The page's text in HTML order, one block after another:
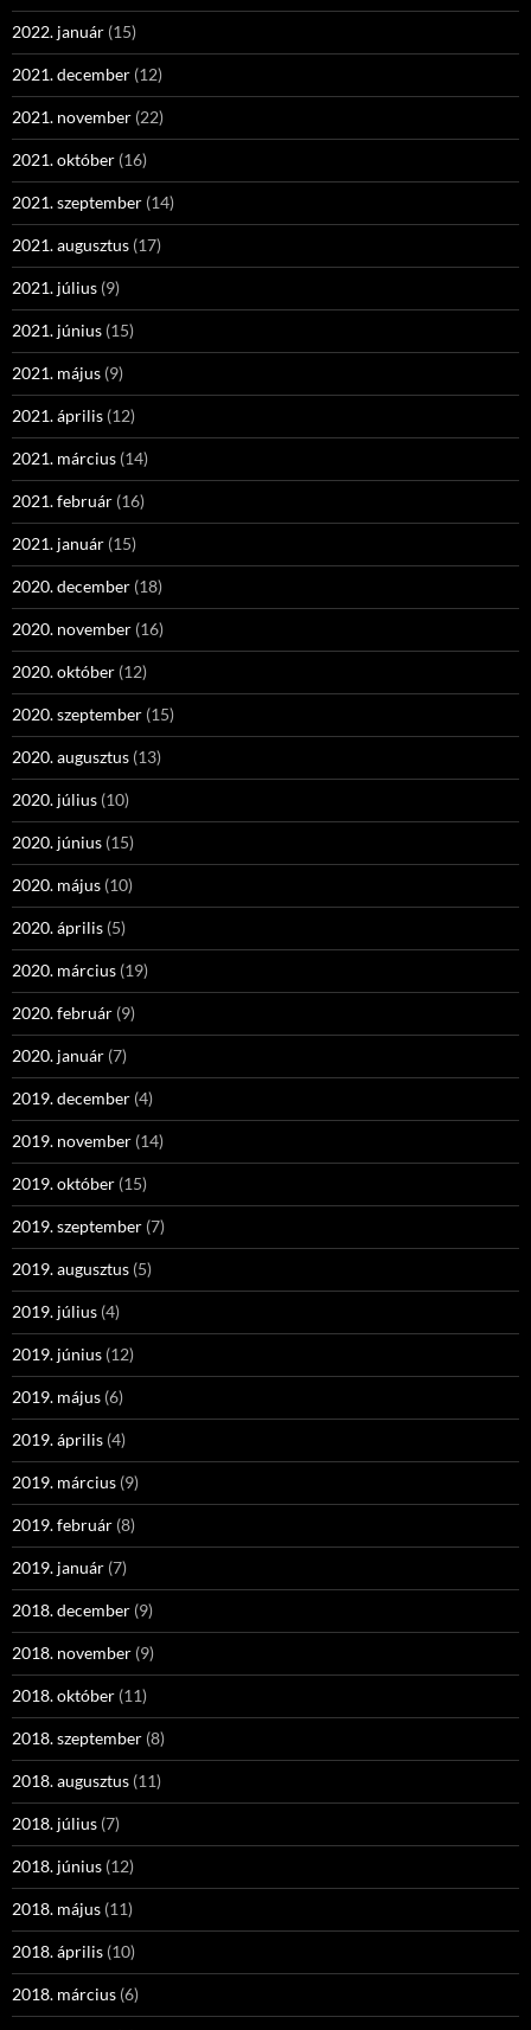
2022. január (15)
2021. december (12)
2021. november (22)
2021. október (16)
2021. szeptember (14)
2021. augusztus (17)
2021. július (9)
2021. június (15)
2021. május (9)
2021. április (12)
2021. március (14)
2021. február (16)
2021. január (15)
2020. december (18)
2020. november (16)
2020. október (12)
2020. szeptember (15)
2020. augusztus (13)
2020. július (10)
2020. június (15)
2020. május (10)
2020. április (5)
2020. március (19)
2020. február (9)
2020. január (7)
2019. december (4)
2019. november (14)
2019. október (15)
2019. szeptember (7)
2019. augusztus (5)
2019. július (4)
2019. június (12)
2019. május (6)
2019. április (4)
2019. március (9)
2019. február (8)
2019. január (7)
2018. december (9)
2018. november (9)
2018. október (11)
2018. szeptember (8)
2018. augusztus (11)
2018. július (7)
2018. június (12)
2018. május (11)
2018. április (10)
2018. március (6)